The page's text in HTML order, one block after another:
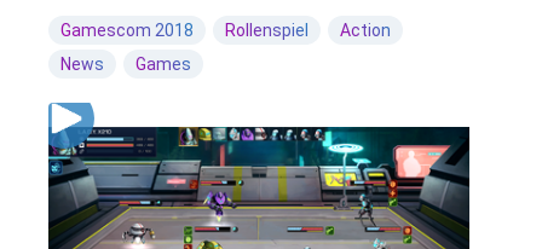
Gamescom 2018 Rollenspiel
Action
News
Games